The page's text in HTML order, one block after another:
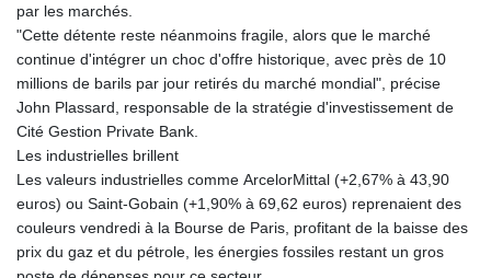
par les marchés.
"Cette détente reste néanmoins fragile, alors que le marché
continue d'intégrer un choc d'offre historique, avec près de 10
millions de barils par jour retirés du marché mondial", précise
John Plassard, responsable de la stratégie d'investissement de
Cité Gestion Private Bank.
Les industrielles brillent
Les valeurs industrielles comme ArcelorMittal (+2,67% à 43,90
euros) ou Saint-Gobain (+1,90% à 69,62 euros) reprenaient des
couleurs vendredi à la Bourse de Paris, profitant de la baisse des
prix du gaz et du pétrole, les énergies fossiles restant un gros